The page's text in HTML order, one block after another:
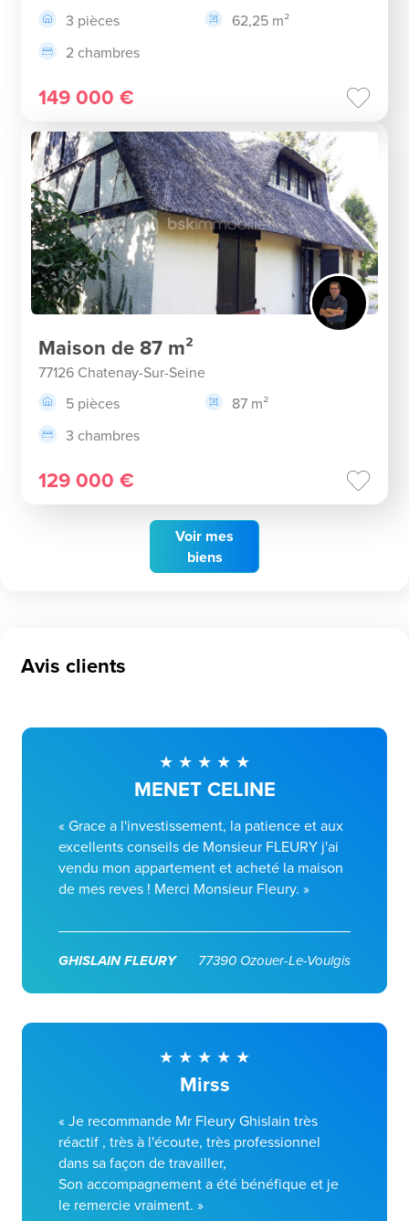
Voir mes
biens
3 pièces
62,25 m²
2 chambres
149 000 €
Maison de 87 m²
77126 Chatenay-Sur-Seine
5 pièces
87 m²
3 chambres
129 000 €
Avis clients
MENET CELINE
« Grace a l'investissement, la patience et aux
excellents conseils de Monsieur FLEURY j'ai
vendu mon appartement et acheté la maison
de mes reves ! Merci Monsieur Fleury. »
GHISLAIN FLEURY 77390 Ozouer-Le-Voulgis
Mirss
« Je recommande Mr Fleury Ghislain très
réactif , très à l'écoute, très professionnel
dans sa façon de travailler,
Son accompagnement a été bénéfique et je
le remercie vraiment. »